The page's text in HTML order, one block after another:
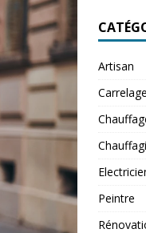
Artisan
Carrelage
Peintre